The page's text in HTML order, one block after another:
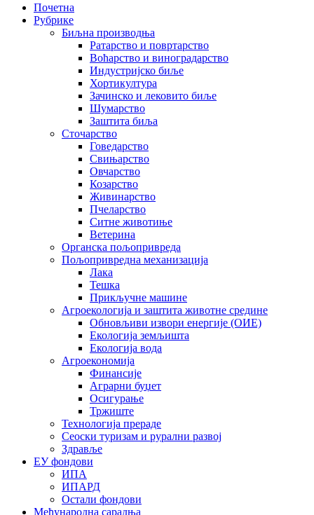
Почетна
Рубрике
Биљна производња
Ратарство и повртарство
Воћарство и виноградарство
Индустријско биље
Хортикултура
Зачинско и лековито биље
Шумарство
Заштита биља
Сточарство
Говедарство
Свињарство
Овчарство
Козарство
Живинарство
Пчеларство
Ситне животиње
Ветерина
Органска пољопривреда
Пољопривредна механизација
Лака
Тешка
Прикључне машине
Агроекологија и заштита животне средине
Обновљиви извори енергије (ОИЕ)
Екологија земљишта
Екологија вода
Агроекономија
Финансије
Аграрни буџет
Осигурање
Тржиште
Технологија прераде
Сеоски туризам и рурални развој
Здравље
ЕУ фондови
ИПА
ИПАРД
Остали фондови
Међународна сарадња